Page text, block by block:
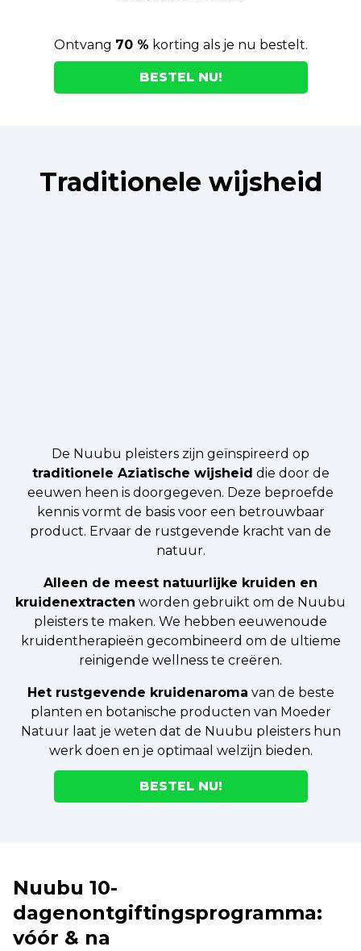
Ontvang 70 % korting als je nu bestelt.
BESTEL NU!
Traditionele wijsheid
De Nuubu pleisters zijn geïnspireerd op
traditionele Aziatische wijsheid die door de
eeuwen heen is doorgegeven. Deze beproefde
kennis vormt de basis voor een betrouwbaar
product. Ervaar de rustgevende kracht van de
natuur.
Alleen de meest natuurlijke kruiden en
kruidenextracten worden gebruikt om de Nuubu
pleisters te maken. We hebben eeuwenoude
kruidentherapieën gecombineerd om de ultieme
reinigende wellness te creëren.
Het rustgevende kruidenaroma van de beste
planten en botanische producten van Moeder
Natuur laat je weten dat de Nuubu pleisters hun
werk doen en je optimaal welzijn bieden.
BESTEL NU!
Nuubu 10-
dagenontgiftingsprogramma:
vóór & na